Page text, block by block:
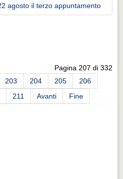
agosto il terzo appuntamento
Pagina 207 di 332
203 204 205
206
211 Avanti Fine